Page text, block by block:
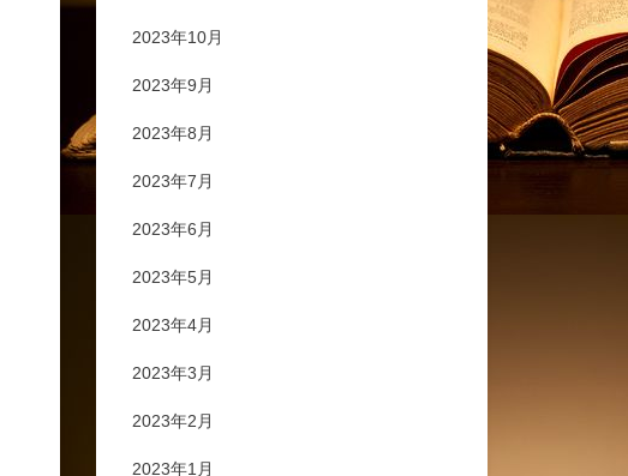
2023年10月
2023年9月
2023年8月
2023年7月
2023年6月
2023年5月
2023年4月
2023年3月
2023年2月
2023年1月